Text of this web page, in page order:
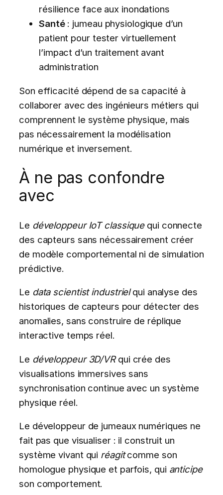
résilience face aux inondations
Santé: jumeau physiologique d’un
patient pour tester virtuellement
l’impact d’un traitement avant
administration
Son efficacité dépend de sa capacité à
collaborer avec des ingénieurs métiers qui
comprennent le système physique, mais
pas nécessairement la modélisation
numérique et inversement.
À ne pas confondre
avec
Le développeur IoT classiquequi connecte
des capteurs sans nécessairement créer
de modèle comportemental ni de simulation
prédictive.
Le data scientist industrielqui analyse des
historiques de capteurs pour détecter des
anomalies, sans construire de réplique
interactive temps réel.
Le développeur 3D/VRqui crée des
visualisations immersives sans
synchronisation continue avec un système
physique réel.
Le développeur de jumeaux numériques ne
fait pas que visualiser : il construit un
système vivant qui réagitcomme son
homologue physique et parfois, qui anticipe
son comportement.